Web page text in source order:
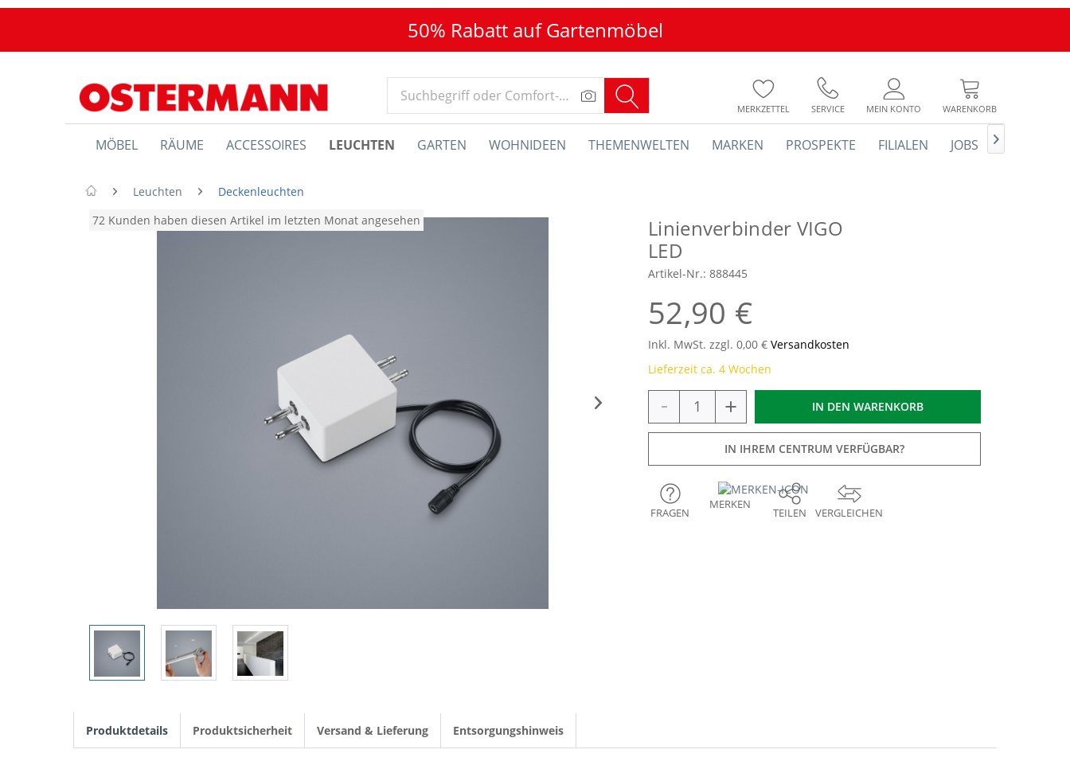
50% Rabatt auf Gartenmöbel
MERKZETTEL SERVICE MEIN KONTO WARENKORB
MÖBEL RÄUME ACCESSOIRES LEUCHTEN GARTEN WOHNIDEEN THEMENWELTEN MARKEN PROSPEKTE FILIALEN JOBS 
Leuchten
Deckenleuchten
72 Kunden haben diesen Artikel im letzten Monat angesehen
Linienverbinder VIGO
LED
Artikel-Nr.: 888445
52,90 €
Inkl. MwSt. zzgl. 0,00 € Versandkosten
Lieferzeit ca. 4 Wochen
- + IN DEN WARENKORB
IN IHREM CENTRUM VERFÜGBAR?
VERGLEICHEN
FRAGEN
MERKEN
TEILEN
Produktdetails Produktsicherheit Versand & Lieferung Entsorgungshinweis